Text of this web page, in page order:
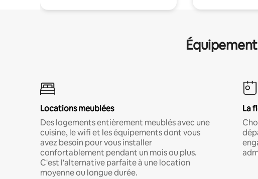
Locations meublées
Des logements entièrement meublés avec une
cuisine, le wifi et les équipements dont vous
avez besoin pour vous installer
confortablement pendant un mois ou plus.
C'est l'alternative parfaite à une location
moyenne ou longue durée.
La